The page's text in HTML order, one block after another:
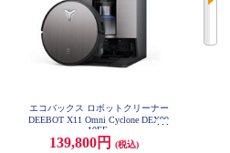
エコバックス ロボットクリーナー
DEEBOT X11 Omni Cyclone DEX99
10EE
139,800円
(税込)